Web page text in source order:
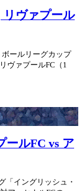
リヴァプール
ールリーグカップ
ヴァプールFC（1
ールFC vs ア
「イングリッシュ・